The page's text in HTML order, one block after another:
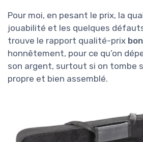
Pour moi, en pesant le prix, la
jouabilité et les quelques
trouve le rapport qualité-prix bon
honnêtement, pour ce qu’on
son argent, surtout si on tombe
propre et bien assemblé.